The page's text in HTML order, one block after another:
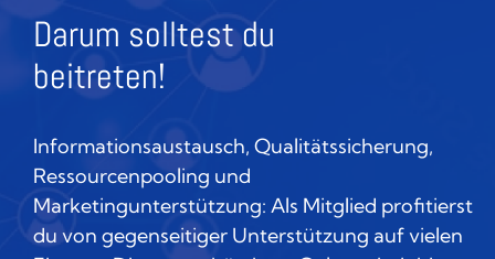
Darum solltest du
beitreten!
Informationsaustausch, Qualitätssicherung,
Ressourcenpooling und
Marketingunterstützung: Als Mitglied profitierst
du von gegenseitiger Unterstützung auf vielen